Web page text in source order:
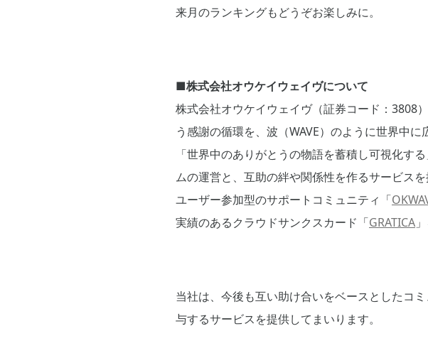
来月のランキングもどうぞお楽しみに。
■株式会社オウケイウェイヴについて
株式会社オウケイウェイヴ（証券コード：3808
う感謝の循環を、波（WAVE）のように世界中
「世界中のありがとうの物語を蓄積し可視化す
ムの運営と、互助の絆や関係性を作るサービス
ユーザー参加型のサポートコミュニティ「
実績のあるクラウドサンクスカード「GRATICA
当社は、今後も互い助け合いをベースとしたコ
与するサービスを提供してまいります。